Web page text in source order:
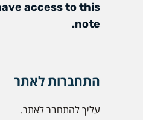
access to this
note.
התחברות לאתר
עליך להתחבר לאתר.